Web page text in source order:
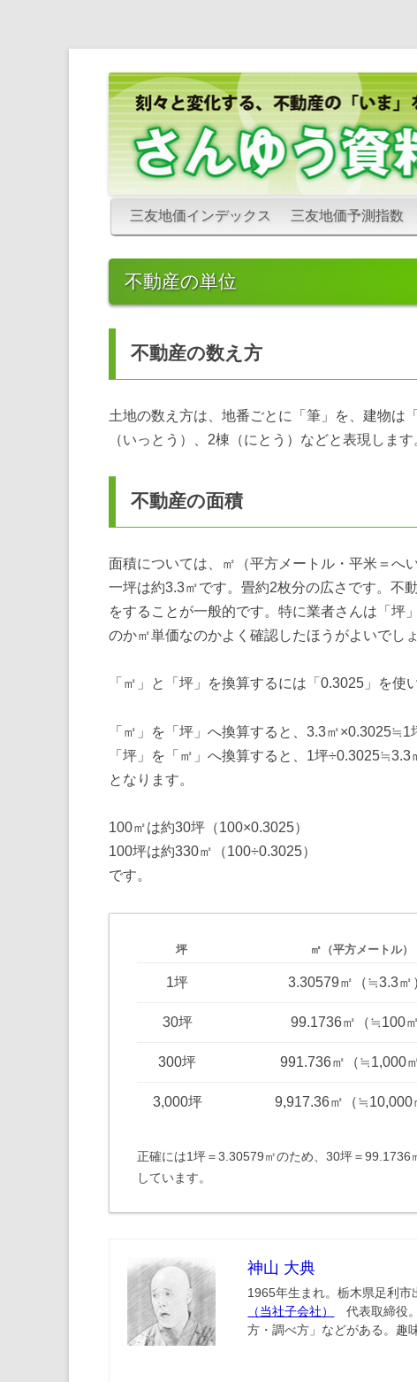
さんゆう資料室
三友地価インデックス 三友地価予測指数
不動産の単位
不動産の数え方
土地の数え方は、地番ごとに「筆」を、建物は
（いっとう）、2棟（にとう）などと表現します
不動産の面積
面積については、㎡（平方メートル・平米＝へ
一坪は約3.3㎡です。畳約2枚分の広さです。不
をすることが一般的です。特に業者さんは「坪
のか㎡単価なのかよく確認したほうがよいでしょ
「㎡」と「坪」を換算するには「0.3025」を使
「㎡」を「坪」へ換算すると、3.3㎡×0.3025≒1
「坪」を「㎡」へ換算すると、1坪÷0.3025≒3.3
となります。
100㎡は約30坪（100×0.3025）
100坪は約330㎡（100÷0.3025）
です。
坪 ㎡（平方メートル）
1坪 3.30579㎡（≒3.3㎡
30坪 99.1736㎡（≒100
300坪 991.736㎡（≒1,000㎡
3,000坪 9,917.36㎡（≒10,000
正確には1坪＝3.30579㎡のため、30坪＝
しています。
神山 大典
1965年生まれ。栃木県足利市
（当社子会社）
代表取締役
方・調べ方」などがある。趣